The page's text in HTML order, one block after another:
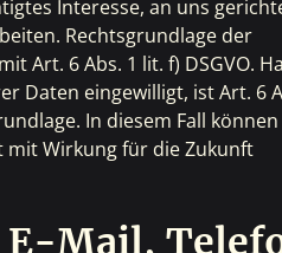
Interesse, an uns
Rechtsgrundlage der
Art. 6 Abs. 1 lit. f) DSGVO.
Daten eingewilligt, ist Art. 6
In diesem Fall können
mit Wirkung für die Zukunft
E-Mail,